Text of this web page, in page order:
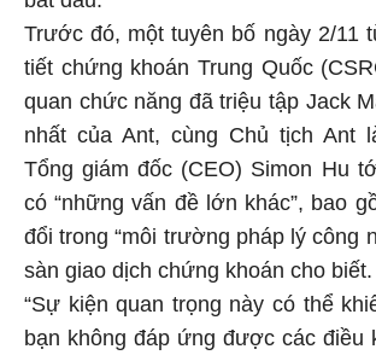
Trước đó, một tuyên bố ngày 2/11
tiết chứng khoán Trung Quốc
quan chức năng đã triệu tập Jack
nhất của Ant, cùng Chủ tịch Ant
Tổng giám đốc (CEO) Simon Hu
có “những vấn đề lớn khác”, bao
đổi trong “môi trường pháp lý công
sàn giao dịch chứng khoán cho biết.
“Sự kiện quan trọng này có thể
bạn không đáp ứng được các điều